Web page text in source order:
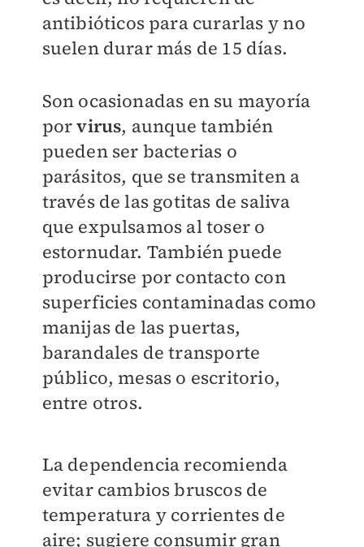
antibióticos para curarlas y no
suelen durar más de 15 días.
Son ocasionadas en su mayoría
porvirus, aunque también
pueden ser bacterias o
parásitos, que se transmiten a
través de las gotitas de saliva
que expulsamos al toser o
estornudar. También puede
producirse por contacto con
superficies contaminadas como
manijas de las puertas,
barandales de transporte
público, mesas o escritorio,
entre otros.
La dependencia recomienda
evitar cambios bruscos de
temperatura y corrientes de
aire; sugiere consumir gran